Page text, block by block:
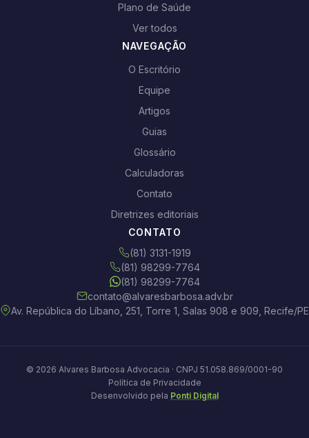
Plano de Saúde
Ver todos
NAVEGAÇÃO
O Escritório
Equipe
Artigos
Guias
Glossário
Calculadoras
Contato
Diretrizes editoriais
CONTATO
(81) 3131-1919
(81) 98299-7764
(81) 98299-7764
contato@alvaresbarbosa.adv.br
Av. República do Líbano, 251, Torre 1, Salas 908 e 909, Recife/PE
© 2026 Alvares Barbosa Advocacia · CNPJ 51.058.869/0001-90
Política de Privacidade
Desenvolvido pela Ponti Digital